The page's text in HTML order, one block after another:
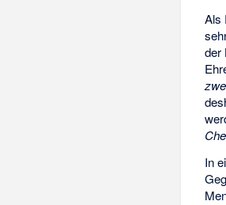
Als
der
In